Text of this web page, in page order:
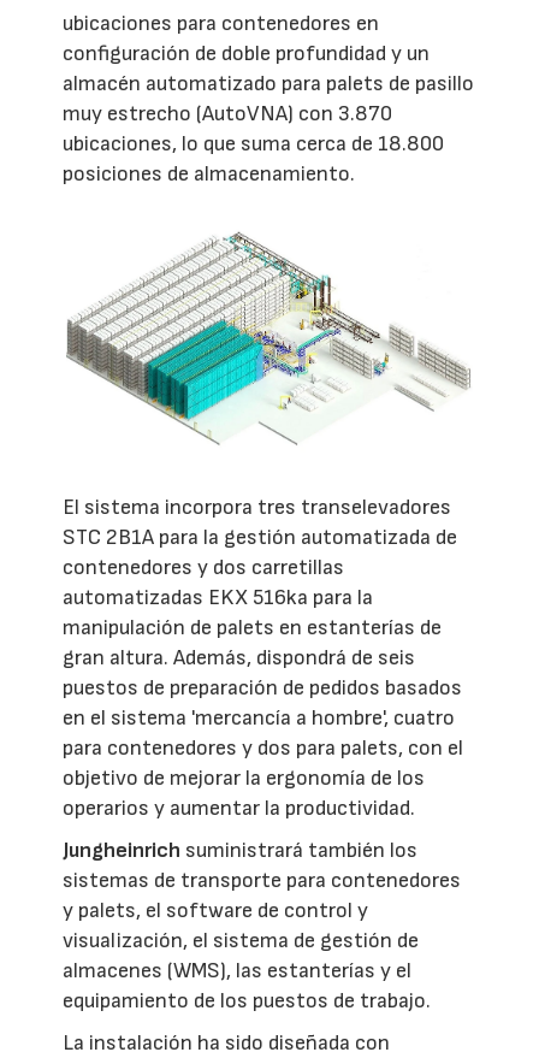
ubicaciones para contenedores en
configuración de doble profundidad y un
almacén automatizado para palets de pasillo
muy estrecho (AutoVNA) con 3.870
ubicaciones, lo que suma cerca de 18.800
posiciones de almacenamiento.
El sistema incorpora tres transelevadores
STC 2B1A para la gestión automatizada de
contenedores y dos carretillas
automatizadas EKX 516ka para la
manipulación de palets en estanterías de
gran altura. Además, dispondrá de seis
puestos de preparación de pedidos basados
en el sistema 'mercancía a hombre', cuatro
para contenedores y dos para palets, con el
objetivo de mejorar la ergonomía de los
operarios y aumentar la productividad.
Jungheinrich suministrará también los
sistemas de transporte para contenedores
y palets, el software de control y
visualización, el sistema de gestión de
almacenes (WMS), las estanterías y el
equipamiento de los puestos de trabajo.
La instalación ha sido diseñada con